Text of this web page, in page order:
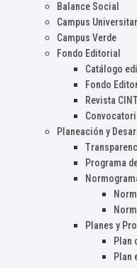
Balance Social
Campus
Campus Verde
Fondo Editorial
Catálogo
Fondo
Revista
Planeación y
Programa
Planes y
Plan
Plan